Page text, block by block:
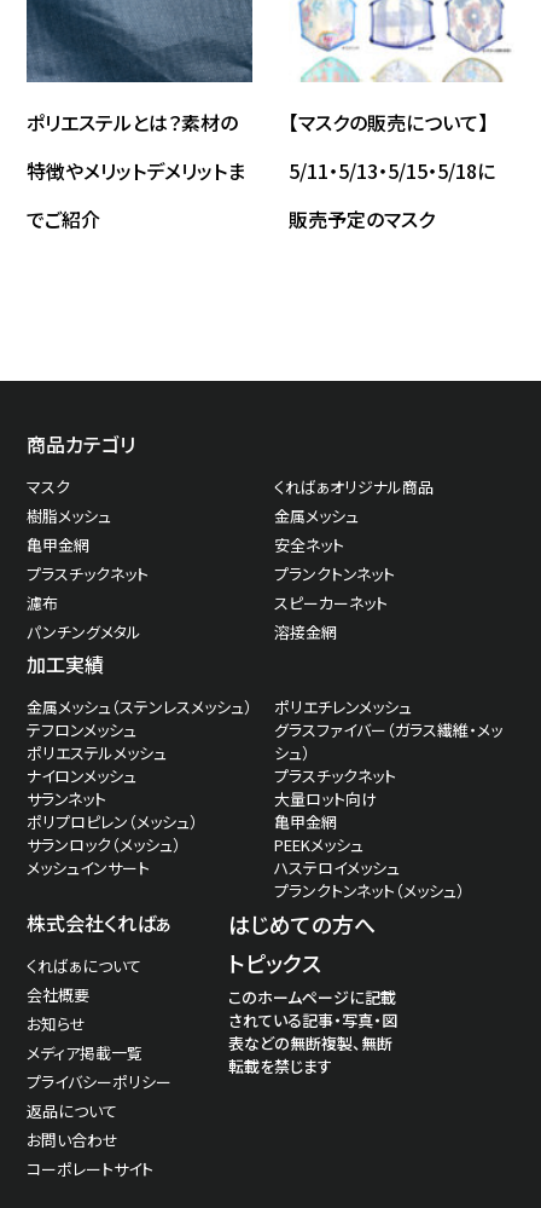
ポリエステルとは？素材の
特徴やメリットデメリットま
でご紹介
【マスクの販売について】
5/11・5/13・5/15・5/18に
販売予定のマスク
商品カテゴリ
マスク
くればぁオリジナル商品
樹脂メッシュ
金属メッシュ
亀甲金網
安全ネット
プラスチックネット
プランクトンネット
濾布
スピーカーネット
パンチングメタル
溶接金網
加工実績
金属メッシュ（ステンレスメッシュ）
テフロンメッシュ
ポリエステルメッシュ
ナイロンメッシュ
サランネット
ポリプロピレン（メッシュ）
サランロック（メッシュ）
メッシュインサート
ポリエチレンメッシュ
グラスファイバー（ガラス繊維・メッ
シュ）
プラスチックネット
大量ロット向け
亀甲金網
PEEKメッシュ
ハステロイメッシュ
プランクトンネット（メッシュ）
株式会社くればぁ
くればぁについて
会社概要
お知らせ
メディア掲載一覧
プライバシーポリシー
返品について
お問い合わせ
コーポレートサイト
はじめての方へ
トピックス
このホームページに記載
されている記事・写真・図
表などの無断複製、無断
転載を禁じます